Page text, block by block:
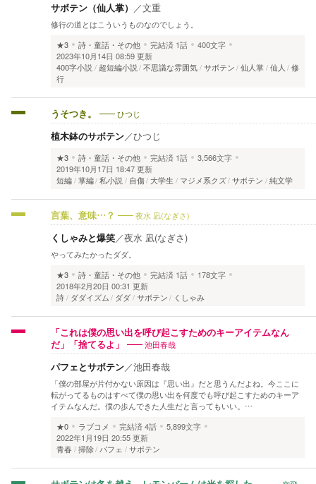
サボテン（仙人掌） ／文重
修行の道とはこういうものなのでしょう。
★3
詩・童話・その他 完結済 1話
400文字
2023年10月14日 08:59 更新
400字小説
超短編小説 不思議な雰囲気 サボテン 仙人掌 仙人
修
行
うそつき。 ひつじ
植木鉢のサボテン／ひつじ
★3 詩・童話・その他 完結済 1話
3,566文字
2019年10月17日 18:47 更新
短編 掌編 私小説 自傷 大学生 マジメ系クズ サボテン 純文学
言葉、意味…？ 夜水 凪(なぎさ)
くしゃみと爆笑／夜水 凪(なぎさ)
やってみたかったダダ。
★3
詩・童話・その他 完結済 1話
178文字
2018年2月20日 00:31 更新
詩
ダダイズム ダダ サボテン くしゃみ
「これは僕の思い出を呼び起こすためのキーアイテムなん
だ」「捨てるよ」
池田春哉
パフェとサボテン／池田春哉
「僕の部屋が片付かない原因は『思い出』だと思うんだよね。今ここに
転がってるものはすべて僕の思い出を何度でも呼び起こすためのキーア
イテムなんだ。僕の歩んできた人生だと言ってもいい。…
★0
ラブコメ 完結済4話
5,899文字
2022年1月19日 20:55 更新
青春
掃除 パフェ サボテン